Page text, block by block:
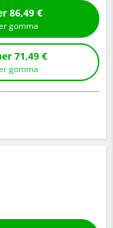
con montaggio per 86,49 €
gomma
senza montaggio per 71,49 €
gomma